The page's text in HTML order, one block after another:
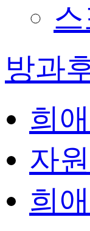
방과
희
자
희